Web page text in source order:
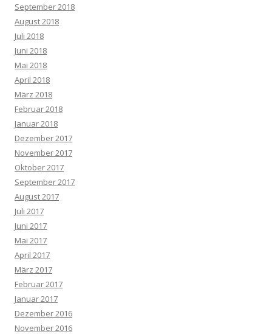
September 2018
August 2018
Juli 2018
Juni 2018
Mai 2018
April 2018
März 2018
Februar 2018
Januar 2018
Dezember 2017
November 2017
Oktober 2017
September 2017
August 2017
Juli 2017
Juni 2017
Mai 2017
April 2017
März 2017
Februar 2017
Januar 2017
Dezember 2016
November 2016